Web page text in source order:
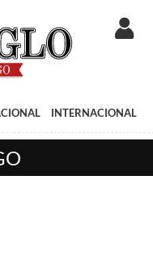
INTERNACIONAL